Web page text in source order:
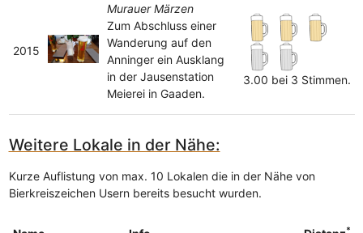
2015
Murauer Märzen
Zum Abschluss einer
Wanderung auf den
Anninger ein Ausklang
in der Jausenstation
Meierei in Gaaden.
3.00 bei 3 Stimmen.
Weitere Lokale in der Nähe:
Kurze Auflistung von max. 10 Lokalen die in der Nähe von
Bierkreiszeichen Usern bereits besucht wurden.
*